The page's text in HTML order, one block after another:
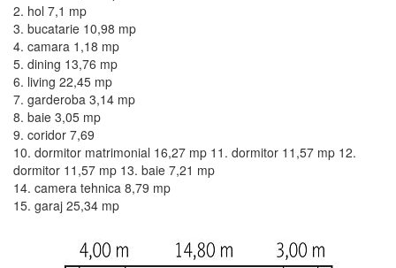
2. hol 7,1 mp
3. bucatarie 10,98 mp
4. camara 1,18 mp
5. dining 13,76 mp
6. living 22,45 mp
7. garderoba 3,14 mp
8. baie 3,05 mp
9. coridor 7,69
10. dormitor matrimonial 16,27 mp 11. dormitor 11,57 mp 12.
dormitor 11,57 mp 13. baie 7,21 mp
14. camera tehnica 8,79 mp
15. garaj 25,34 mp